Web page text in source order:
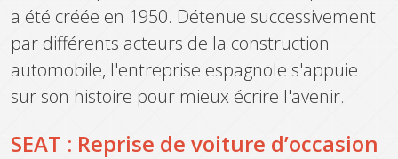
a été créée en 1950. Détenue successivement
par différents acteurs de la construction
automobile, l'entreprise espagnole s'appuie
sur son histoire pour mieux écrire l'avenir.
SEAT : Reprise de voiture d’occasion